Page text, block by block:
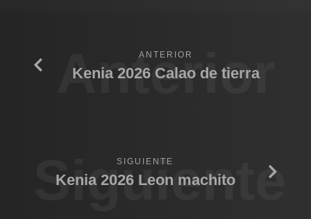
Anterior
ANTERIOR
Kenia 2026 Calao de tierra
Siguiente
SIGUIENTE
Kenia 2026 Leon machito